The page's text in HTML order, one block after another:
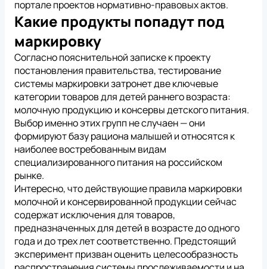
портале проектов нормативно-правовых актов.
Какие продукты попадут под
маркировку
Согласно пояснительной записке к проекту
постановления правительства, тестирование
системы маркировки затронет две ключевые
категории товаров для детей раннего возраста:
молочную продукцию и консервы детского питания.
Выбор именно этих групп не случаен — они
формируют базу рациона малышей и относятся к
наиболее востребованным видам
специализированного питания на российском
рынке.
Интересно, что действующие правила маркировки
молочной и консервированной продукции сейчас
содержат исключения для товаров,
предназначенных для детей в возрасте до одного
года и до трех лет соответственно. Предстоящий
эксперимент призван оценить целесообразность